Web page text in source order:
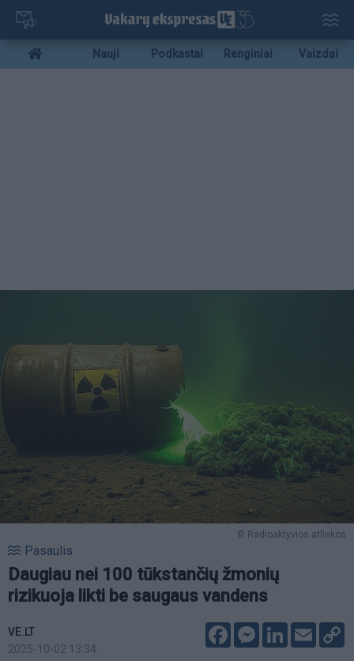
Pereiti
pagrindinį
turinį
Mobile
menu
Nauji Podkastai Renginiai Vaizdai
© Radioaktyvios atliekos
Pasaulis
Daugiau nei 100 tūkstančių žmonių
rizikuoja likti be saugaus vandens
VE.LT
2025-10-02 13:34
FacebookMessenger
LinkedIn
Email